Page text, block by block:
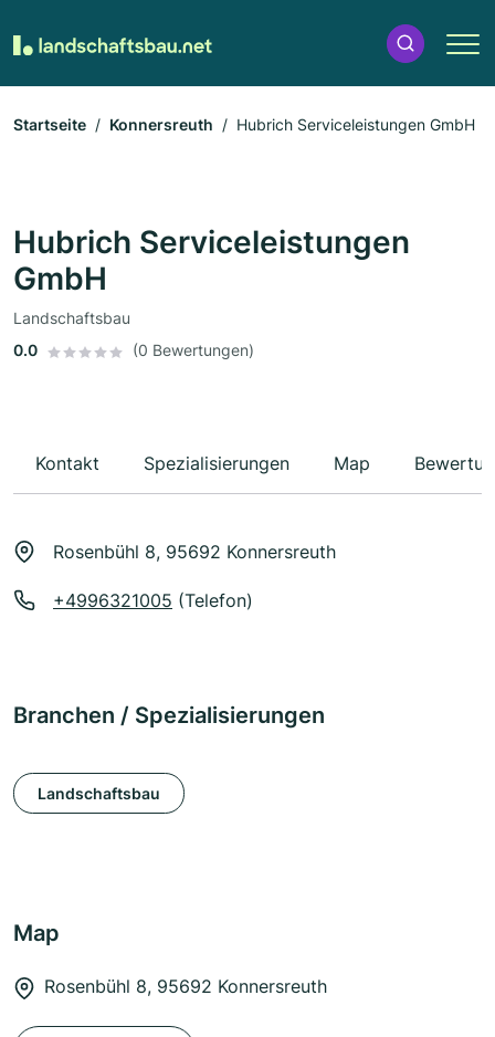
Startseite Konnersreuth Hubrich Serviceleistungen GmbH
Hubrich Serviceleistungen
GmbH
Landschaftsbau
0.0
(0 Bewertungen)
Kontakt Spezialisierungen Map
Rosenbühl 8, 95692 Konnersreuth
+4996321005 (Telefon)
Branchen / Spezialisierungen
Landschaftsbau
Map
Rosenbühl 8, 95692 Konnersreuth